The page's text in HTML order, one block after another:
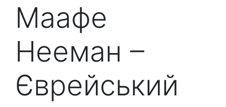
Маафе
Нееман –
Єврейський